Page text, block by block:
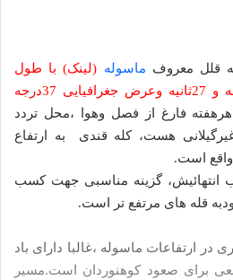
قلل معروف ماسوله (لینک) با طول
جغرافیایی 48درجه و59دقیقه و 27ثانیه وعرض جغرافیایی 37درجه
فارغ از فصل وهوا ،محل تردد
غیرگیلانی هست، کله قندی به ارتفاع
انتهائیش، گزینه مناسبی جهت کسب
قله های مرتفع تر است.
در ارتفاعات ماسوله ،غالبا دارای باد
برای صعود کوهنوردان است.مسیر